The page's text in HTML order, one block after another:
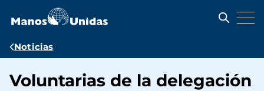
contenido
Ruta
navegación
Noticias
Voluntarias de la delegación